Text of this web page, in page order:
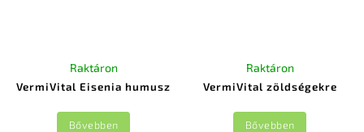
VermiVital Eisenia humusz
Raktáron
Bővebben
VermiVital zöldségekre
Raktáron
Bővebben